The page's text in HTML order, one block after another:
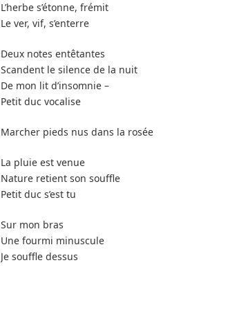
L’herbe s’étonne, frémit
Le ver, vif, s’enterre
Deux notes entêtantes
Scandent le silence de la nuit
De mon lit d’insomnie –
Petit duc vocalise
Marcher pieds nus dans la rosée
La pluie est venue
Nature retient son souffle
Petit duc s’est tu
Sur mon bras
Une fourmi minuscule
Je souffle dessus